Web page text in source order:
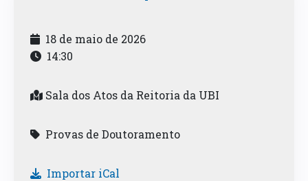
18 de maio de 2026
14:30
Sala dos Atos da Reitoria da UBI
Provas de Doutoramento
Importar iCal